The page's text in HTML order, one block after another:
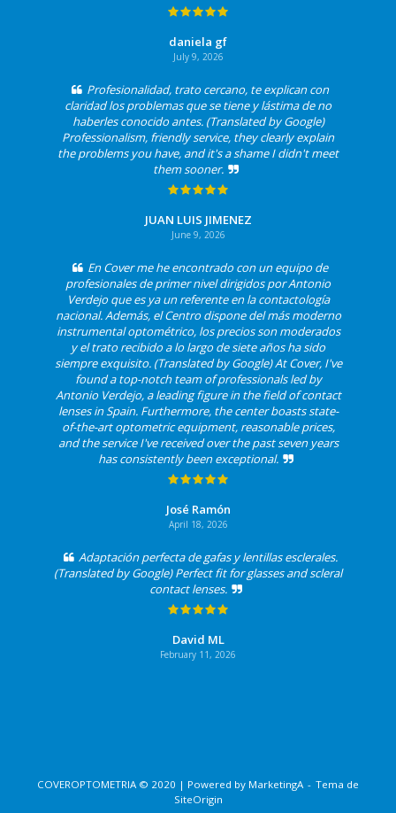
daniela gf
July 9, 2026
Profesionalidad, trato cercano, te explican con
claridad los problemas que se tiene y lástima de no
haberles conocido antes. (Translated by Google)
Professionalism, friendly service, they clearly explain
the problems you have, and it's a shame I didn't meet
them sooner.
JUAN LUIS JIMENEZ
June 9, 2026
En Cover me he encontrado con un equipo de
profesionales de primer nivel dirigidos por Antonio
Verdejo que es ya un referente en la contactología
nacional. Además, el Centro dispone del más moderno
instrumental optométrico, los precios son moderados
y el trato recibido a lo largo de siete años ha sido
siempre exquisito. (Translated by Google) At Cover, I've
found a top-notch team of professionals led by
Antonio Verdejo, a leading figure in the field of contact
lenses in Spain. Furthermore, the center boasts state-
of-the-art optometric equipment, reasonable prices,
and the service I've received over the past seven years
has consistently been exceptional.
José Ramón
April 18, 2026
Adaptación perfecta de gafas y lentillas esclerales.
(Translated by Google) Perfect fit for glasses and scleral
contact lenses.
David ML
February 11, 2026
COVEROPTOMETRIA © 2020 | Powered by MarketingA
Tema de
SiteOrigin